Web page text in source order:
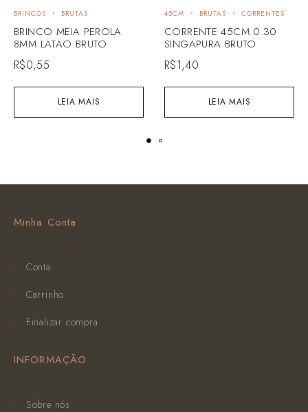
LEIA MAIS
BRINCOS BRUTAS
BRINCO MEIA PEROLA
8MM LATAO BRUTO
R$0,55
LEIA MAIS
45CM BRUTAS CORRENTES
CORRENTE 45CM 0.30
SINGAPURA BRUTO
R$1,40
Minha Conta
Conta
Carrinho
Finalizar compra
INFORMAÇÃO
Sobre nós